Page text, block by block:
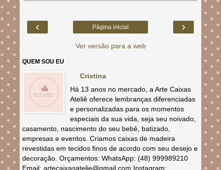
‹ ›
Página inicial
Ver versão para a web
QUEM SOU EU
Cristina
Há 13 anos no mercado, a Arte Caixas
Ateliê oferece lembranças diferenciadas
e personalizadas para os momentos
especiais da sua vida, seja seu noivado,
casamento, nascimento do seu bebê, batizado,
empresas e eventos. Criamos caixas de madeira
revestidas em tecidos finos de acordo com seu desejo e
decoração. Orçamentos: WhatsApp: (48) 999989210
Email: artecaixasatelie@gmail.com Instagram: